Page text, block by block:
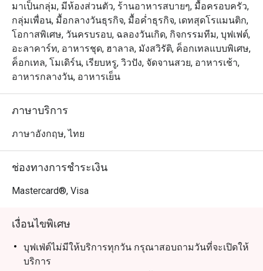
มาเป็นกลุ่ม, มีห้องส่วนตัว, ร้านอาหารสบายๆ, มื้อครอบครัว,
กลุ่มเพื่อน, มื้อกลางวันธุรกิจ, มื้อค่ำธุรกิจ, เดทสุดโรแมนติก,
โอกาสพิเศษ, วันครบรอบ, ฉลองวันเกิด, กิจกรรมทีม, บุฟเฟต์,
อะลาคาร์ท, อาหารชุด, ฮาลาล, มังสวิรัติ, ค็อกเทลแบบพิเศษ,
ค็อกเทล, โมเดิร์น, เรียบหรู, วิวปัง, จัดจานสวย, อาหารเช้า,
อาหารกลางวัน, อาหารเย็น
ภาษาบริการ
ภาษาอังกฤษ, ไทย
ช่องทางการชำระเงิน
Mastercard®, Visa
เงื่อนไขพิเศษ
บุฟเฟ่ต์ไม่มีให้บริการทุกวัน กรุณาสอบถามวันที่จะเปิดให้
บริการ